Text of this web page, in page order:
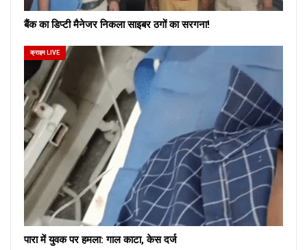
बैंक का डिप्टी मैनेजर निकला साइबर ठगों का सरगना!
क्राइम LIVE
पारा में युवक पर हमला: गाल काटा, केस दर्ज